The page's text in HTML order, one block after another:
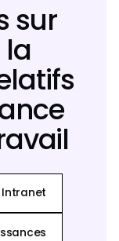
sur
la
Intranet